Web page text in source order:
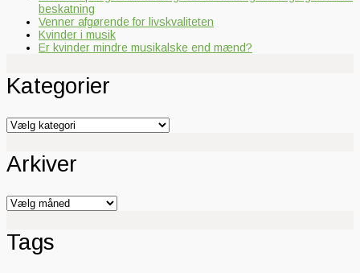
beskatning
Venner afgørende for livskvaliteten
Kvinder i musik
Er kvinder mindre musikalske end mænd?
Kategorier
Kategorier
Arkiver
Arkiver
Tags